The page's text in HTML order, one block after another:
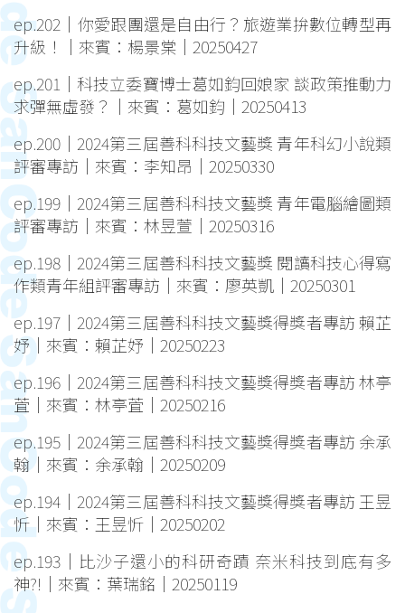
ep.202｜你愛跟團還是自由行？旅遊業拚數位轉型再
升級！｜來賓：楊景棠｜20250427
ep.201｜科技立委寶博士葛如鈞回娘家 談政策推動力
求彈無虛發？｜來賓：葛如鈞｜20250413
ep.200｜2024第三屆善科科技文藝獎 青年科幻小說類
評審專訪｜來賓：李知昂｜20250330
ep.199｜2024第三屆善科科技文藝獎 青年電腦繪圖類
評審專訪｜來賓：林昱萱｜20250316
ep.198｜2024第三屆善科科技文藝獎 閱讀科技心得寫
作類青年組評審專訪｜來賓：廖英凱｜20250301
ep.197｜2024第三屆善科科技文藝獎得獎者專訪 賴芷
妤｜來賓：賴芷妤｜20250223
ep.196｜2024第三屆善科科技文藝獎得獎者專訪 林亭
萓｜來賓：林亭萓｜20250216
ep.195｜2024第三屆善科科技文藝獎得獎者專訪 余承
翰｜來賓：余承翰｜20250209
ep.194｜2024第三屆善科科技文藝獎得獎者專訪 王昱
忻｜來賓：王昱忻｜20250202
ep.193｜比沙子還小的科研奇蹟 奈米科技到底有多
神?!｜來賓：葉瑞銘｜20250119